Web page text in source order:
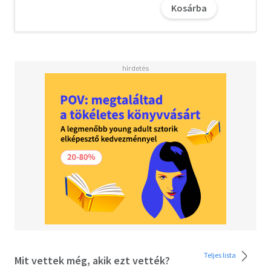
büntetés sem - hiszen, ha valamire még nem képes, akkor
végrehajtó funkcióknak nevezünk, vagy lemaradásban van
készségek, amelyek a feladatok végrehajtásához (és az
iskolai, otthoni és kortárscsoport elvárta
követelményekkel való megbirkózáshoz) szükségesek:
szervezés, tervezés, feladatkezdés és feladatnál maradás,
impulzuskontroll, érzelemszabályozás,
alkalmazkodóképesség és reziliencia.
Szerencsére van mit tenni. Ez a könyv bemutatja, hogyan
segíthetünk gyermekünk végrehajtó funkcióinak
fejlesztésében, hogy jobban boldoguljon azokkal a
helyzetekkel és feladatokkal, amelyekkel küszködik. Így
elkövetkező években. Ha már óvodás vagy általános
iskolás korban elkezdünk dolgozni a problémákon, mire
Kosárba
Mit vettek még, akik ezt vették? Teljes lista